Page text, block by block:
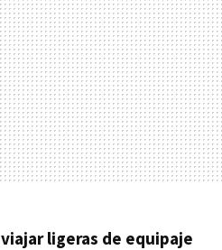
viajar ligeras de equipaje